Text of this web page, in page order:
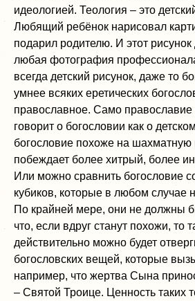
идеологией. Теология – это
Любящий ребёнок нарисовал
подарил родителю. И этот
любая фотография
всегда детский рисунок, даже то
умнее всяких еретических
православное. Само православие
говорит о богословии как о
богословие похоже на шахматную
побеждает более хитрый, более
Или можно сравнить богословие
кубиков, которые в любом случае
По крайней мере, они не должны
что, если вдруг станут похожи, то
действительно можно будет
богословских вещей, которые
например, что жертва Сына
– Святой Троице. Ценность таких